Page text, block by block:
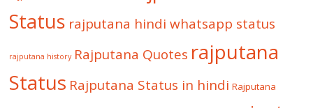
Status rajputana hindi whatsapp status
rajputana history Rajputana Quotes rajputana
Status Rajputana Status in hindi Rajputana